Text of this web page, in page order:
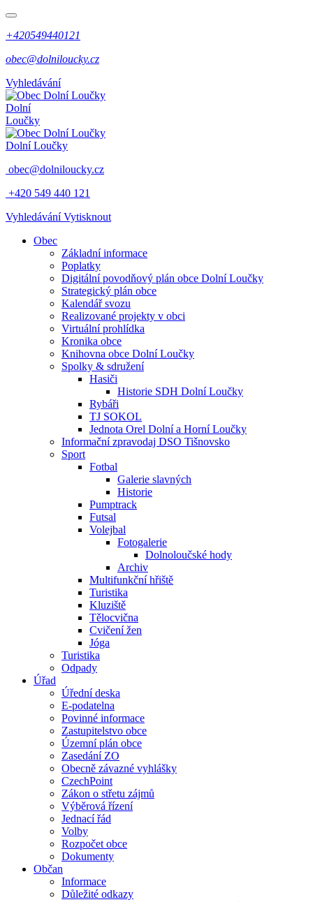
+420549440121
obec@dolniloucky.cz
Vyhledávání
Dolní
Loučky
Dolní Loučky
obec@dolniloucky.cz
+420 549 440 121
Vyhledávání Vytisknout
Obec
Základní informace
Poplatky
Digitální povodňový plán obce Dolní Loučky
Strategický plán obce
Kalendář svozu
Realizované projekty v obci
Virtuální prohlídka
Kronika obce
Knihovna obce Dolní Loučky
Spolky & sdružení
Hasiči
Historie SDH Dolní Loučky
Rybáři
TJ SOKOL
Jednota Orel Dolní a Horní Loučky
Informační zpravodaj DSO Tišnovsko
Sport
Fotbal
Galerie slavných
Historie
Pumptrack
Futsal
Volejbal
Fotogalerie
Dolnoloučské hody
Archiv
Multifunkční hřiště
Turistika
Kluziště
Tělocvična
Cvičení žen
Jóga
Turistika
Odpady
Úřad
Úřední deska
E-podatelna
Povinné informace
Zastupitelstvo obce
Územní plán obce
Zasedání ZO
Obecně závazné vyhlášky
CzechPoint
Zákon o střetu zájmů
Výběrová řízení
Jednací řád
Volby
Rozpočet obce
Dokumenty
Občan
Informace
Důležité odkazy